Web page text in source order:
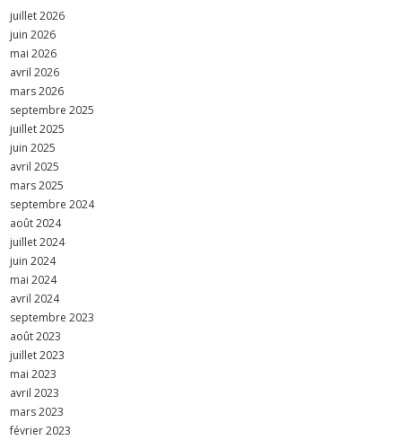
juillet 2026
juin 2026
mai 2026
avril 2026
mars 2026
septembre 2025
juillet 2025
juin 2025
avril 2025
mars 2025
septembre 2024
août 2024
juillet 2024
juin 2024
mai 2024
avril 2024
septembre 2023
août 2023
juillet 2023
mai 2023
avril 2023
mars 2023
février 2023